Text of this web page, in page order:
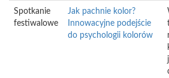
Spotkanie
festiwalowe
Jak pachnie kolor?
Innowacyjne podejście
do psychologii kolorów